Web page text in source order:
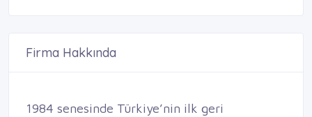
Firma Hakkında
1984 senesinde Türkiye’nin ilk geri